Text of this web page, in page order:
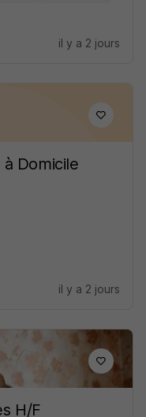
il y a 2 jours
Domicile
il y a 2 jours
H/F